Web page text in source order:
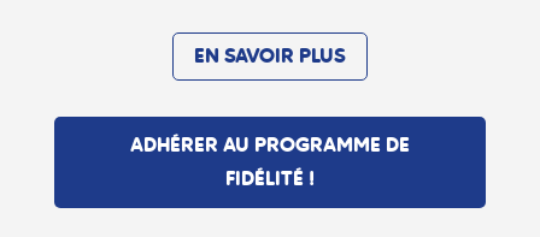
EN SAVOIR PLUS
ADHÉRER AU PROGRAMME DE
FIDÉLITÉ !